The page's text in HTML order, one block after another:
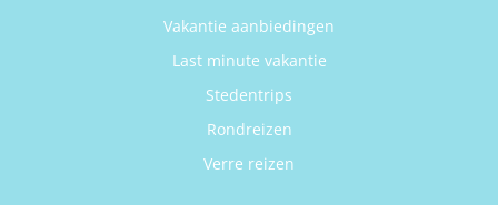
Vakantie aanbiedingen
Last minute vakantie
Stedentrips
Rondreizen
Verre reizen